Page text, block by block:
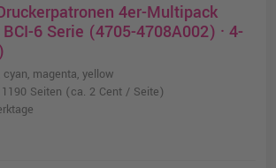
4er-Multipack
6 Serie (4705-4708A002) · 4-
cyan, magenta, yellow
Seiten (ca. 2 Cent / Seite)